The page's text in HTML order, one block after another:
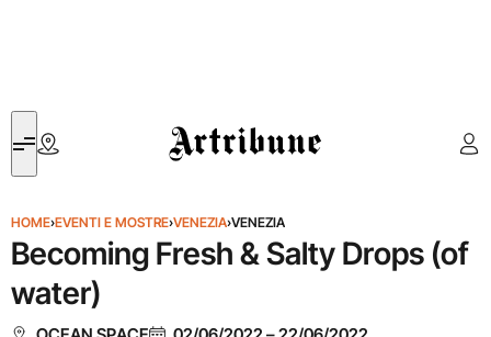
Artribune
HOME›EVENTI E MOSTRE›VENEZIA›VENEZIA
Becoming Fresh & Salty Drops (of
water)